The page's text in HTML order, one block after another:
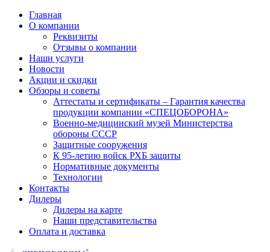
Главная
О компании
Реквизиты
Отзывы о компании
Наши услуги
Новости
Акции и скидки
Обзоры и советы
Аттестаты и сертификаты – Гарантия качества
продукции компании «СПЕЦОБОРОНА»
Военно-медицинский музей Министерства
обороны СССР
Защитные сооружения
К 95-летию войск РХБ защиты
Нормативные документы
Технологии
Контакты
Дилеры
Дилеры на карте
Наши представительства
Оплата и доставка